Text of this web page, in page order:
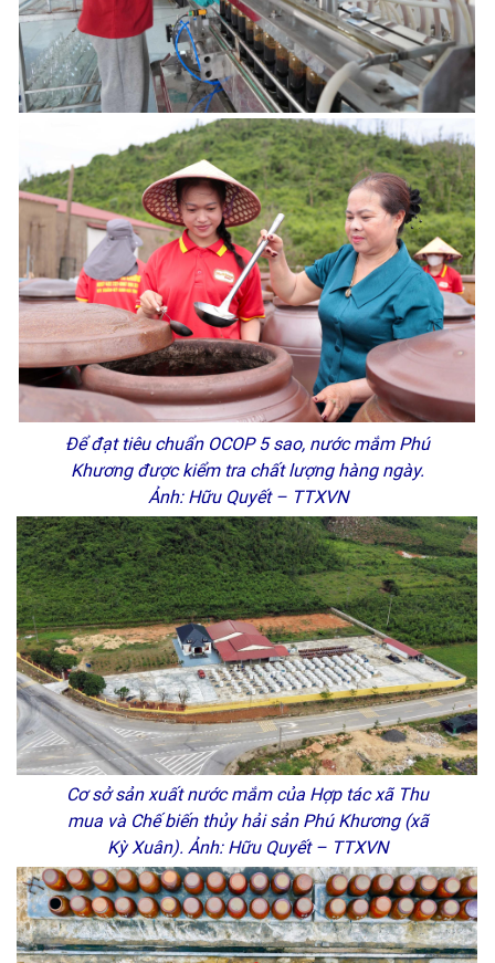
Để đạt tiêu chuẩn OCOP 5 sao, nước mắm Phú
Khương được kiểm tra chất lượng hàng ngày.
Ảnh: Hữu Quyết – TTXVN
Cơ sở sản xuất nước mắm của Hợp tác xã Thu
mua và Chế biến thủy hải sản Phú Khương (xã
Kỳ Xuân). Ảnh: Hữu Quyết – TTXVN